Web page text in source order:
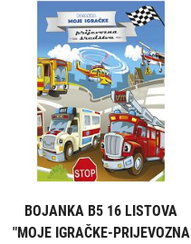
BOJANKA B5 16 LISTOVA
"MOJE IGRAČKE-PRIJEVOZNA